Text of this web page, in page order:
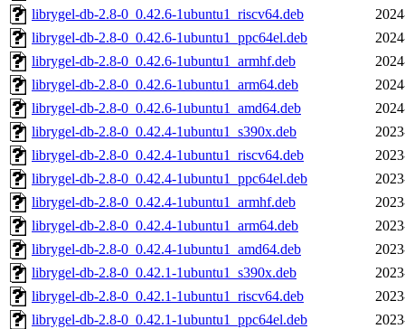
librygel-db-2.8-0_0.42.6-1ubuntu1_riscv64.deb
librygel-db-2.8-0_0.42.6-1ubuntu1_ppc64el.deb
librygel-db-2.8-0_0.42.6-1ubuntu1_armhf.deb
librygel-db-2.8-0_0.42.6-1ubuntu1_arm64.deb
librygel-db-2.8-0_0.42.6-1ubuntu1_amd64.deb
librygel-db-2.8-0_0.42.4-1ubuntu1_s390x.deb
librygel-db-2.8-0_0.42.4-1ubuntu1_riscv64.deb
librygel-db-2.8-0_0.42.4-1ubuntu1_ppc64el.deb
librygel-db-2.8-0_0.42.4-1ubuntu1_armhf.deb
librygel-db-2.8-0_0.42.4-1ubuntu1_arm64.deb
librygel-db-2.8-0_0.42.4-1ubuntu1_amd64.deb
librygel-db-2.8-0_0.42.1-1ubuntu1_s390x.deb
librygel-db-2.8-0_0.42.1-1ubuntu1_riscv64.deb
librygel-db-2.8-0_0.42.1-1ubuntu1_ppc64el.deb